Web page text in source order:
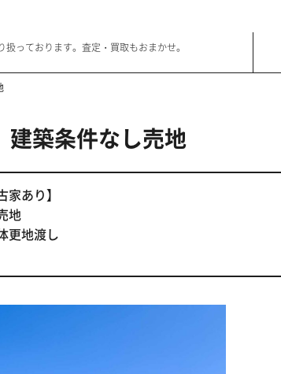
っております。査定・買取もおまかせ。
築条件なし売地
あり】
地
地渡し